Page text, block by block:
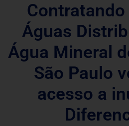
Águas
Água Mineral
São Paulo
acesso a